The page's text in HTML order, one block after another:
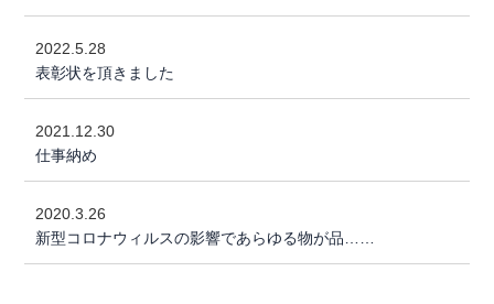
2022.5.28
表彰状を頂きました
2021.12.30
仕事納め
2020.3.26
新型コロナウィルスの影響であらゆる物が品……